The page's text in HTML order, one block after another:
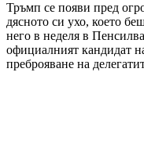
Тръмп се появи пред
дясното си ухо, което
него в неделя в
официалният кандидат
преброяване на